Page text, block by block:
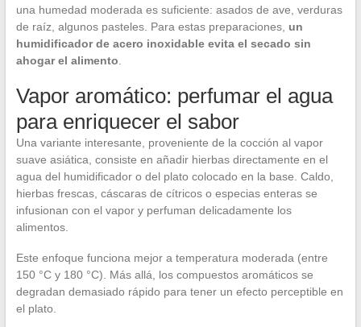
una humedad moderada es suficiente: asados de ave, verduras
de raíz, algunos pasteles. Para estas preparaciones, un
humidificador de acero inoxidable evita el secado sin
ahogar el alimento
Vapor aromático: perfumar el agua
para enriquecer el sabor
Una variante interesante, proveniente de la cocción al vapor
suave asiática, consiste en añadir hierbas directamente en el
agua del humidificador o del plato colocado en la base. Caldo,
hierbas frescas, cáscaras de cítricos o especias enteras se
infusionan con el vapor y perfuman delicadamente los
alimentos.
Este enfoque funciona mejor a temperatura moderada (entre
150 °C y 180 °C). Más allá, los compuestos aromáticos se
degradan demasiado rápido para tener un efecto perceptible en
el plato.